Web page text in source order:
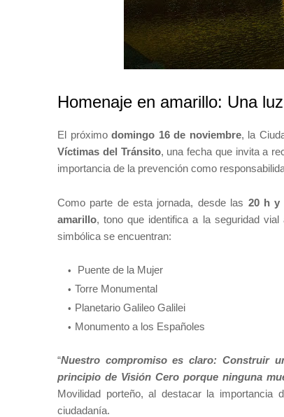
Homenaje en amarillo: Una
El próximodomingo 16 de noviembre, la
Víctimas del Tránsito, una fecha que invita a
importancia de la prevención como
Como parte de esta jornada, desde las 20 h y
amarillo, tono que identifica a la seguridad
simbólica se encuentran:
Puente de la Mujer
Torre Monumental
Planetario Galileo Galilei
Monumento a los Españoles
“Nuestro compromiso es claro: Construir
principio de Visión Cero porque ninguna
Movilidad porteño, al destacar la
ciudadanía.